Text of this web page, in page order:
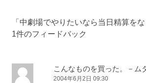
「 中劇場でやりたいなら当日精算を
1件のフィードバック
こんなものを買った。－ム
2004年6月2日 09:30